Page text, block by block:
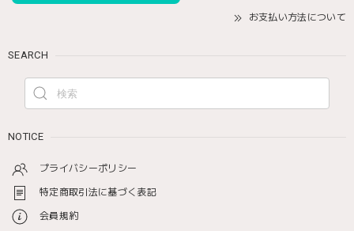
お支払い方法について
SEARCH
NOTICE
プライバシーポリシー
特定商取引法に基づく表記
会員規約